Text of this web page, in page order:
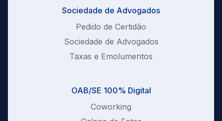
Sociedade de Advogados
Pedido de Certidão
Sociedade de Advogados
Taxas e Emolumentos
OAB/SE 100% Digital
Coworking